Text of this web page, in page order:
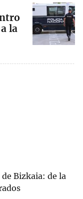
la
Bizkaia: de la